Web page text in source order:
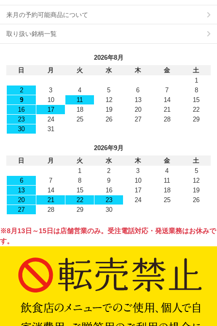
来月の予約可能商品について
取り扱い銘柄一覧
2026年8月
日
月 火 水 木 金
土
1
2
3 4 5 6 7
8
9
10 11 12 13 14
15
16
17 18 19 20 21
22
23
24 25 26 27 28
29
30
31
2026年9月
日
月 火 水 木 金
土
1
2 3 4
5
6
7 8 9 10 11
12
13
14 15 16 17 18
19
20
21 22 23 24 25
26
27
28 29 30
※8月13日～15日は店舗営業のみ。受注電話対応・発送業務はお休みで
す。